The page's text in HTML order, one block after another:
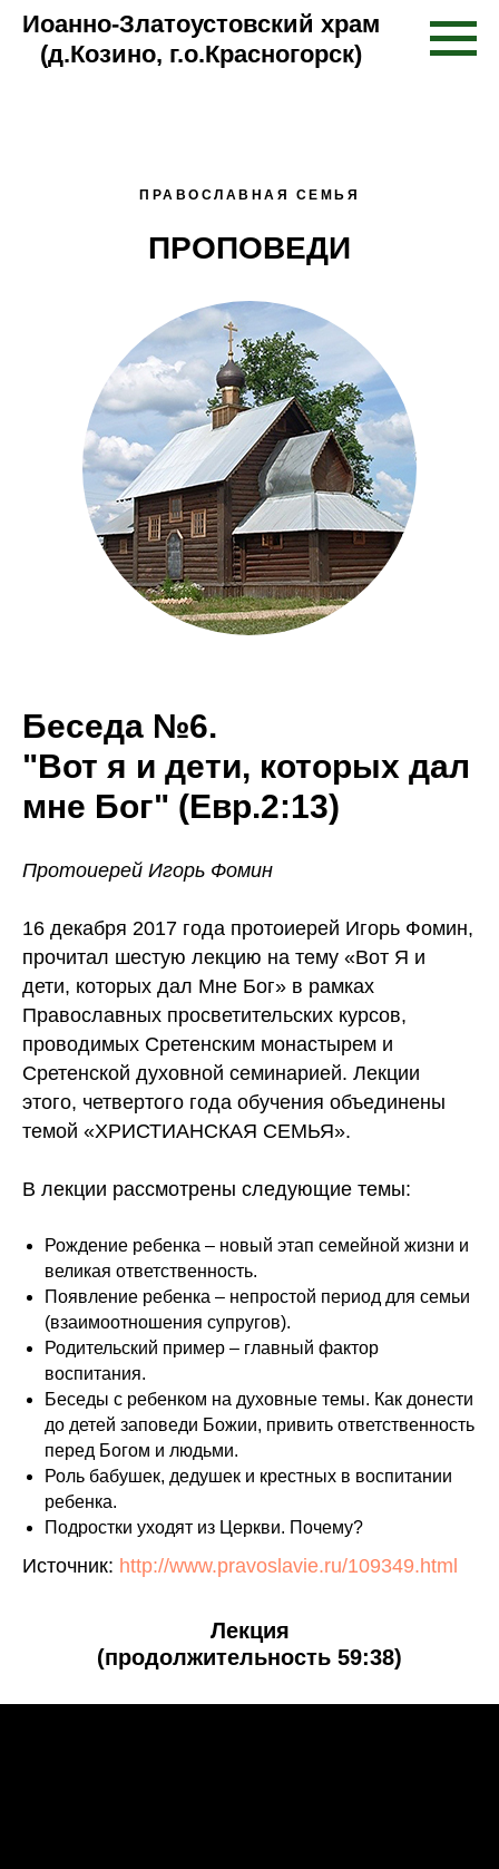
Иоанно-Златоустовский храм
(д.Козино, г.о.Красногорск)
ПРАВОСЛАВНАЯ СЕМЬЯ
ПРОПОВЕДИ
Беседа №6.
"Вот я и дети, которых дал
мне Бог" (Евр.2:13)
Протоиерей Игорь Фомин
16 декабря 2017 года протоиерей Игорь Фомин,
прочитал шестую лекцию на тему «Вот Я и
дети, которых дал Мне Бог» в рамках
Православных просветительских курсов,
проводимых Сретенским монастырем и
Сретенской духовной семинарией. Лекции
этого, четвертого года обучения объединены
темой «ХРИСТИАНСКАЯ СЕМЬЯ».
В лекции рассмотрены следующие темы:
Рождение ребенка – новый этап семейной жизни и
великая ответственность.
Появление ребенка – непростой период для семьи
(взаимоотношения супругов).
Родительский пример – главный фактор
воспитания.
Беседы с ребенком на духовные темы. Как донести
до детей заповеди Божии, привить ответственность
перед Богом и людьми.
Роль бабушек, дедушек и крестных в воспитании
ребенка.
Подростки уходят из Церкви. Почему?
Источник: http://www.pravoslavie.ru/109349.html
Лекция
(продолжительность 59:38)